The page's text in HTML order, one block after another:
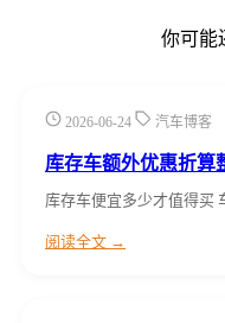
你可能
2026-06-24 汽车博客
库存车额外优惠折算
库存车便宜多少才值得买
阅读全文 →